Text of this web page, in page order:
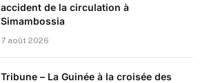
accident de la circulation à
Simambossia
7 août 2026
Tribune – La Guinée à la croisée des